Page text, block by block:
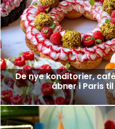
De nye konditorier,
åbner i Paris